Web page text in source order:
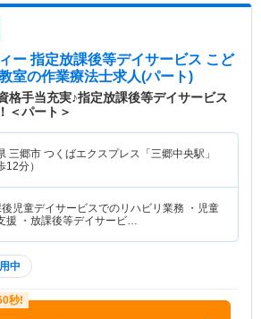
ー 指定放課後等デイサービス こど
室の作業療法士求人(パート)
格手当充実♪指定放課後等デイサービス
＜パート＞
三郷市 つくばエクスプレス「三郷中央駅」
12分）
児童デイサービスでのリハビリ業務 ・児童
援 ・放課後等デイサービ…
中